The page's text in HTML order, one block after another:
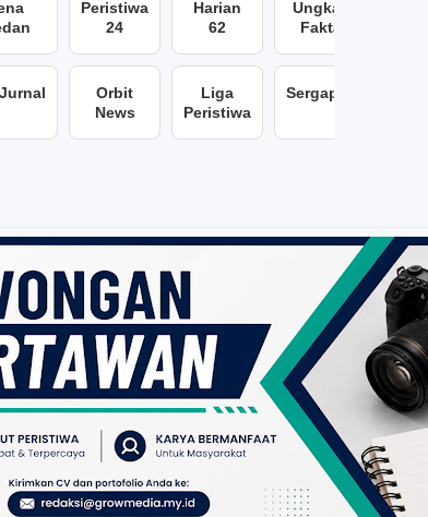
Peristiwa
24
Harian
62
Ungkap
Fakta
Orbit
News
Liga
Peristiwa
Sergap86